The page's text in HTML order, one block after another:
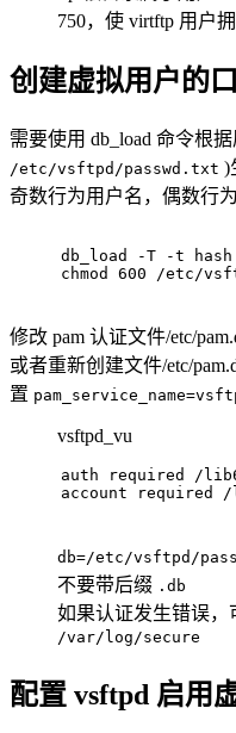
750，使 virtftp 用户
创建虚拟用户的
需要使用 db_load 命令根
/etc/vsftpd/passwd.txt )
奇数行为用户名，偶数行
db_load -T -t
chmod 600 /etc/
修改 pam 认证文件/etc/
或者重新创建文件/etc/
置
vsftpd_vu
auth required /
account required
db=/etc/vsftpd/
不要带后缀 .db
如果认证发生错误，
/var/log/secure
配置 vsftpd 启用